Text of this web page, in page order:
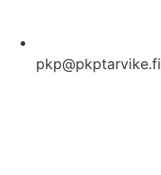
pkp@pkptarvike.fi